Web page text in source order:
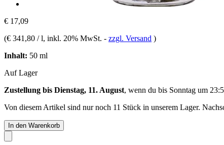
€ 17,09
(€ 341,80 / l, inkl. 20% MwSt. - zzgl. Versand )
Inhalt: 50 ml
Auf Lager
Zustellung bis Dienstag, 11. August, wenn du bis Sonntag um
Von diesem Artikel sind nur noch 11 Stück in unserem Lager.
In den Warenkorb